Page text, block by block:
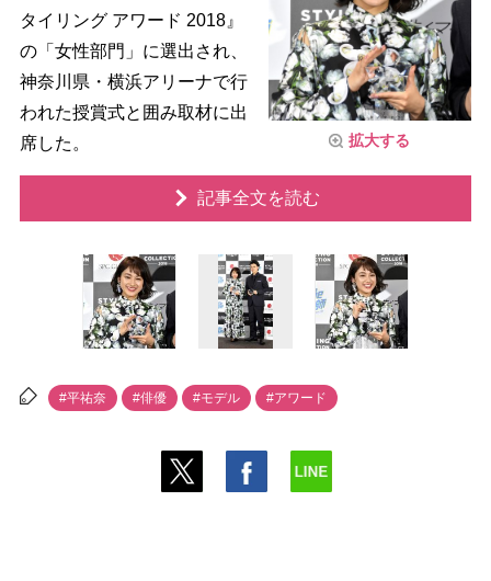
拡大する
タイリング アワード 2018』
の「女性部門」に選出され、
神奈川県・横浜アリーナで行
われた授賞式と囲み取材に出
席した。
記事全文を読む
#平祐奈 #俳優 #モデル #アワード